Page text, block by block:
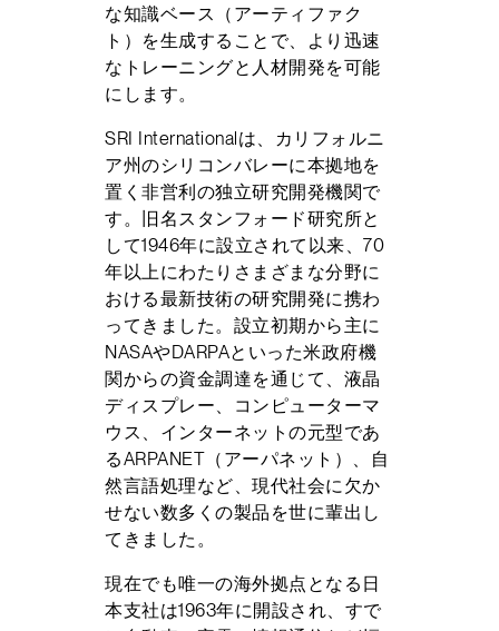
な知識ベース（アーティファク
ト）を生成することで、より迅速
なトレーニングと人材開発を可能
にします。
SRI Internationalは、カリフォルニ
ア州のシリコンバレーに本拠地を
置く非営利の独立研究開発機関で
す。旧名スタンフォード研究所と
して1946年に設立されて以来、70
年以上にわたりさまざまな分野に
おける最新技術の研究開発に携わ
ってきました。設立初期から主に
NASAやDARPAといった米政府機
関からの資金調達を通じて、液晶
ディスプレー、コンピューターマ
ウス、インターネットの元型であ
るARPANET（アーパネット）、自
然言語処理など、現代社会に欠か
せない数多くの製品を世に輩出し
てきました。
現在でも唯一の海外拠点となる日
本支社は1963年に開設され、すで